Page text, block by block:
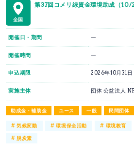
全国
第37回コメリ緑資金環境助成（10/
助成金・補助金 ユース 一般 民間団体
開催日・期間 ー
開催時間 ー
申込期限 2026年10月31日
実施主体 団体 公益法人
#気候変動 #環境保全活動 # 環境教育
#脱炭素